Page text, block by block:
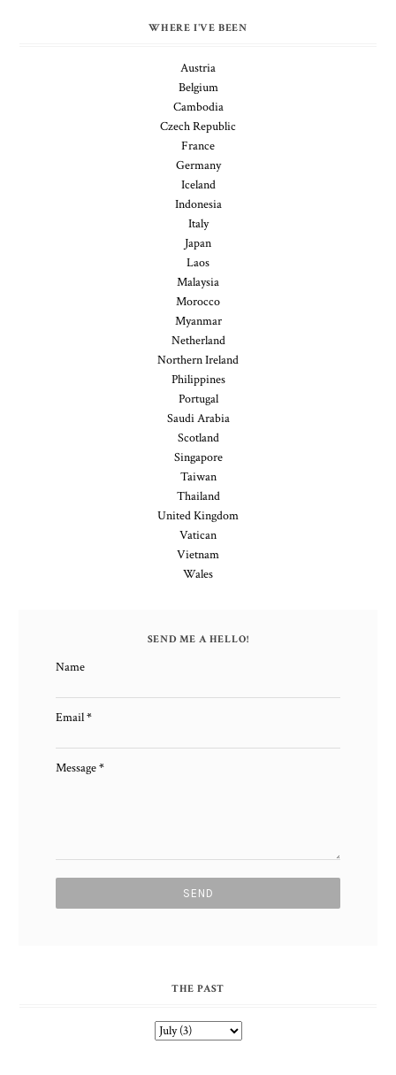
WHERE I'VE BEEN
Austria
Belgium
Cambodia
Czech Republic
France
Germany
Iceland
Indonesia
Italy
Japan
Laos
Malaysia
Morocco
Myanmar
Netherland
Northern Ireland
Philippines
Portugal
Saudi Arabia
Scotland
Singapore
Taiwan
Thailand
United Kingdom
Vatican
Vietnam
Wales
SEND ME A HELLO!
Name
Email*
Message*
THE PAST